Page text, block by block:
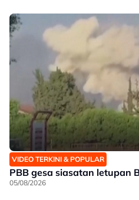
VIDEO TERKINI & POPULAR
PBB gesa siasatan letupan
05/08/2026